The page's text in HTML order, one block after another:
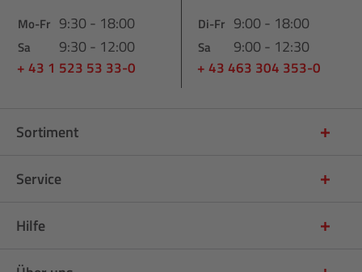
Mo-Fr 9:30 - 18:00
Sa 9:30 - 12:00
+ 43 1 523 53 33-0
Di-Fr 9:00 - 18:00
Sa 9:00 - 12:30
+ 43 463 304 353-0
Sortiment
Service
Hilfe